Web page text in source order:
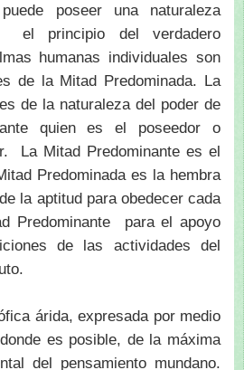
poseer una naturaleza
el principio del verdadero
humanas individuales son
de la Mitad Predominada. La
de la naturaleza del poder de
quien es el poseedor o
La Mitad Predominante es el
Predominada es la hembra
la aptitud para obedecer cada
Predominante para el apoyo
de las actividades del
árida, expresada por medio
es posible, de la máxima
del pensamiento mundano.